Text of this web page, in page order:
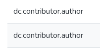
dc.contributor.author
dc.contributor.author